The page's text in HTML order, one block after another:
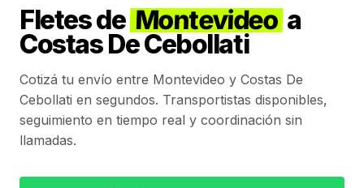
Fletes de Montevideo a
Costas De Cebollati
Cotizá tu envío entre Montevideo y Costas De
Cebollati en segundos. Transportistas disponibles,
seguimiento en tiempo real y coordinación sin
llamadas.